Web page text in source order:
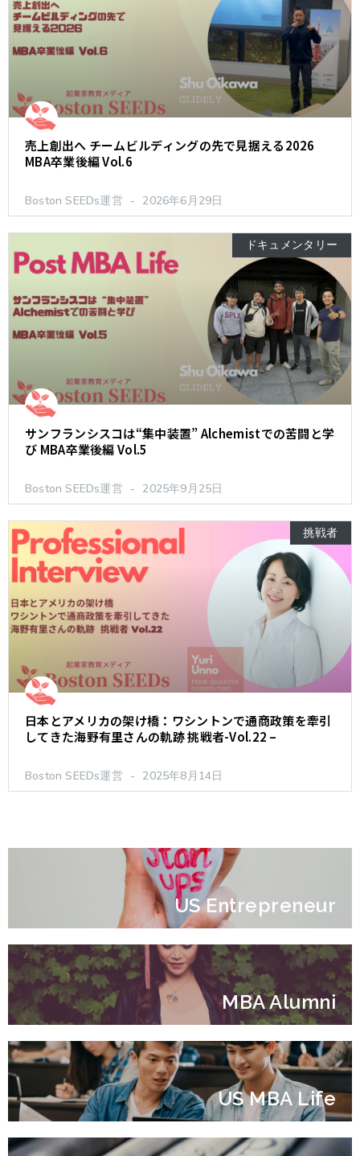
売上創出へ チームビルディングの先で見据える2026
MBA卒業後編 Vol.6
Boston SEEDs運営 2026年6月29日
ドキュメンタリー
サンフランシスコは“集中装置” Alchemistでの苦闘と学
び MBA卒業後編 Vol.5
Boston SEEDs運営 2025年9月25日
挑戦者
日本とアメリカの架け橋：ワシントンで通商政策を牽引
してきた海野有里さんの軌跡 挑戦者-Vol.22 –
Boston SEEDs運営 2025年8月14日
US Entrepreneur
MBA Alumni
US MBA Life